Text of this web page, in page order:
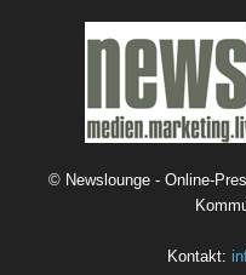
© Newslounge - Online-
Kontakt: